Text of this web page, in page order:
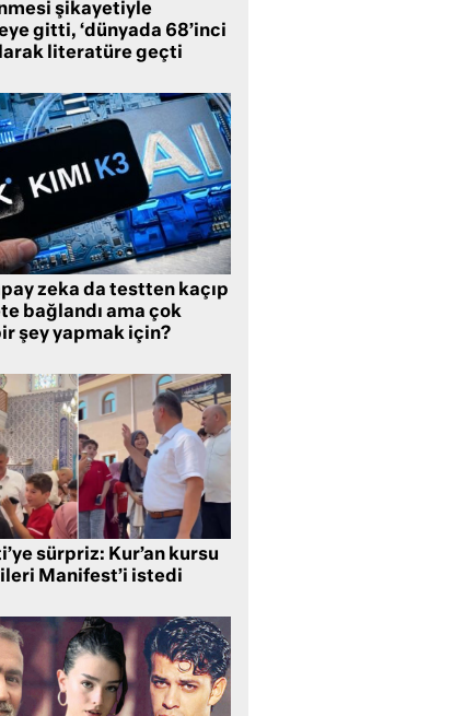
şikayetiyle
gitti, ‘dünyada 68’inci
literatüre geçti
zeka da testten kaçıp
bağlandı ama çok
şey yapmak için?
sürpriz: Kur’an kursu
Manifest’i istedi